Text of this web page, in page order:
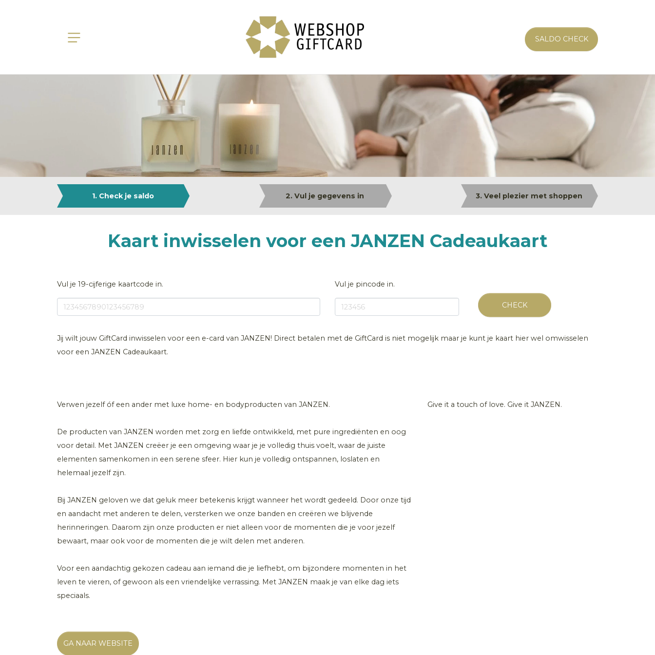
SALDO CHECK
1. Check je saldo 2. Vul je gegevens in 3. Veel plezier met shoppen
Kaart inwisselen voor een JANZEN Cadeaukaart
Vul je 19-cijferige kaartcode in. Vul je pincode in.
CHECK
Jij wilt jouw GiftCard inwisselen voor een e-card van JANZEN! Direct betalen met de GiftCard is niet mogelijk maar je kunt je kaart hier wel omwisselen
voor een JANZEN Cadeaukaart.
Verwen jezelf óf een ander met luxe home- en bodyproducten van JANZEN.
De producten van JANZEN worden met zorg en liefde ontwikkeld, met pure ingrediënten en oog
voor detail. Met JANZEN creëer je een omgeving waar je je volledig thuis voelt, waar de juiste
elementen samenkomen in een serene sfeer. Hier kun je volledig ontspannen, loslaten en
helemaal jezelf zijn.
Bij JANZEN geloven we dat geluk meer betekenis krijgt wanneer het wordt gedeeld. Door onze tijd
en aandacht met anderen te delen, versterken we onze banden en creëren we blijvende
herinneringen. Daarom zijn onze producten er niet alleen voor de momenten die je voor jezelf
bewaart, maar ook voor de momenten die je wilt delen met anderen.
Voor een aandachtig gekozen cadeau aan iemand die je liefhebt, om bijzondere momenten in het
leven te vieren, of gewoon als een vriendelijke verrassing. Met JANZEN maak je van elke dag iets
speciaals.
GA NAAR WEBSITE
Give it a touch of love. Give it JANZEN.